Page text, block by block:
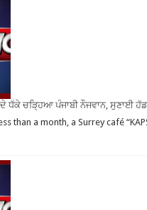
ਧੱਕੇ ਚੜ੍ਹਿਆ ਪੰਜਾਬੀ ਨੌਜਵਾਨ, ਸੁਣਾਈ
than a month, a Surrey café